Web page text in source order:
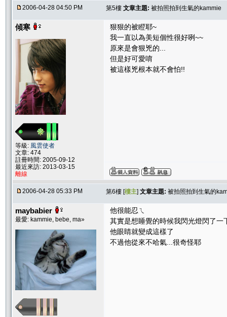
2006-04-28 04:50 PM 第5樓 文章主題: 被拍照拍到生氣的kammie
傾寒
等級: 風雲使者
文章: 474
註冊時間: 2005-09-12
最近來訪: 2013-03-15
離線
狠狠的被瞪耶~
我一直以為美短個性很好咧~~
原來是會狠兇的...
但是好可愛唷
被這樣兇根本就不會怕!!
2006-04-28 05:33 PM 第6樓 [樓主] 文章主題: 被拍照拍到生氣的
maybabier
最愛: kammie, bebe, ma»
他很能忍ㄟ
其實是想睡覺的時候我閃光燈閃了一
他眼睛就變成這樣了
不過他從來不哈氣...很奇怪耶